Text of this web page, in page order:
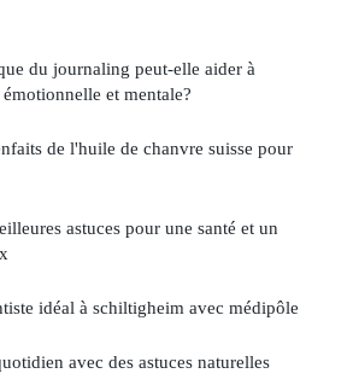
du journaling peut-elle aider à
et mentale?
de l'huile de chanvre suisse pour
astuces pour une santé et un
idéal à schiltigheim avec médipôle
avec des astuces naturelles